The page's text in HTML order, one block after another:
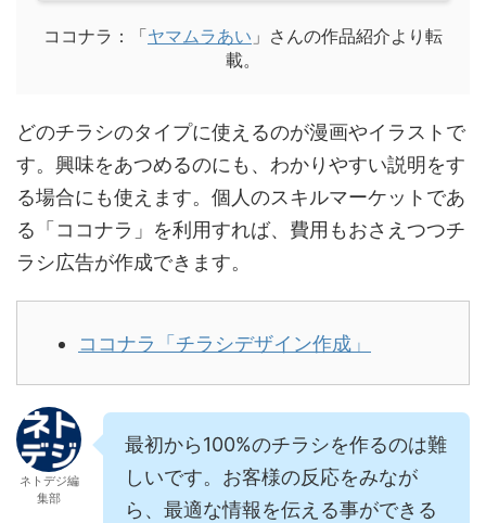
ココナラ：「ヤマムラあい 」さんの作品紹介より転
載。
どのチラシのタイプに使えるのが漫画やイラストで
す。興味をあつめるのにも、わかりやすい説明をす
る場合にも使えます。個人のスキルマーケットであ
る「ココナラ」を利用すれば、費用もおさえつつチ
ラシ広告が作成できます。
ココナラ「チラシデザイン作成」
ネトデジ編
集部
最初から100%のチラシを作るのは難
しいです。お客様の反応をみなが
ら、最適な情報を伝える事ができる